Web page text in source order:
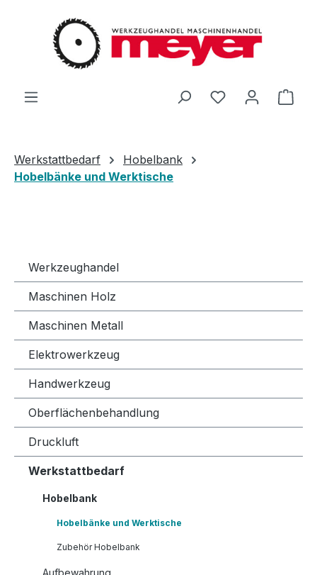
Zum Hauptinhalt springen
Du hast 0
Werkstattbedarf
Hobelbank
Hobelbänke und Werktische
Werkzeughandel
Maschinen Holz
Maschinen Metall
Elektrowerkzeug
Handwerkzeug
Oberflächenbehandlung
Druckluft
Werkstattbedarf
Hobelbank
Hobelbänke und Werktische
Zubehör Hobelbank
Aufbewahrung